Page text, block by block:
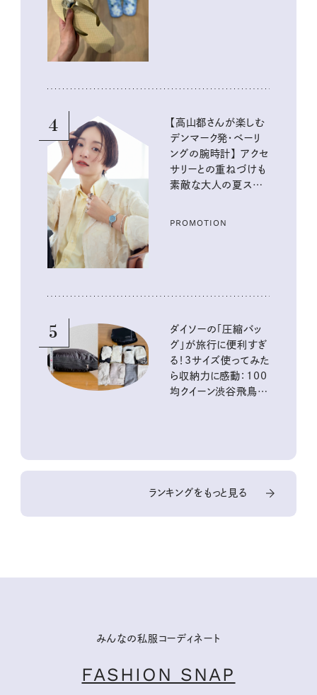
4
【高山都さんが楽しむ
デンマーク発・ベーリ
ングの腕時計】 アクセ
サリーとの重ねづけも
素敵な大人の夏スタイ
PROMOTION
5
ダイソーの「圧縮バッ
グ」が旅行に便利すぎ
る！3サイズ使ってみた
ら収納力に感動：100
均クイーン渋谷飛鳥の
ランキングをもっと見る
みんなの私服コーディネート
FASHION SNAP